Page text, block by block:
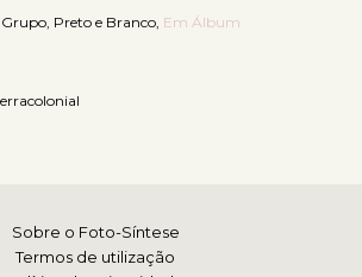
Grupo, Preto e Branco, Em Álbum
Sobre o Foto-Síntese
Termos de utilização